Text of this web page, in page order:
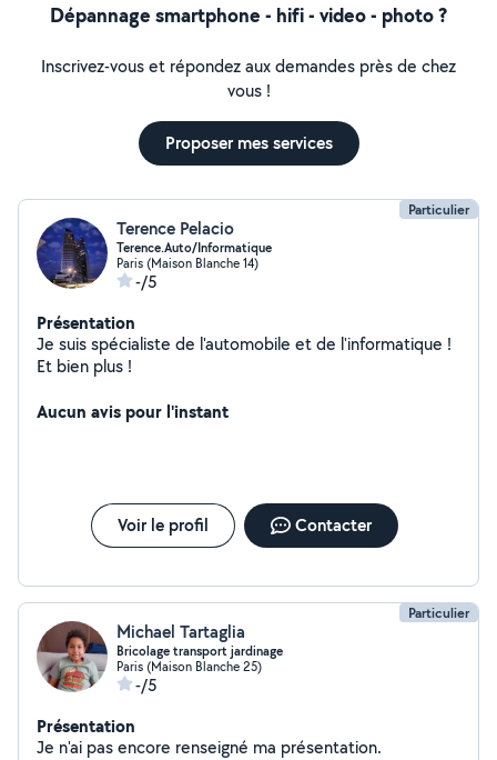
Dépannage smartphone - hifi - video - photo ?
Inscrivez-vous et répondez aux demandes près de chez
vous !
Proposer mes services
Particulier
Terence Pelacio
Terence.Auto/Informatique
Paris (Maison Blanche 14)
-/5
Présentation
Je suis spécialiste de l'automobile et de l'informatique !
Et bien plus !
Aucun avis pour l'instant
Voir le profil Contacter
Particulier
Michael Tartaglia
Bricolage transport jardinage
Paris (Maison Blanche 25)
-/5
Présentation
Je n'ai pas encore renseigné ma présentation.